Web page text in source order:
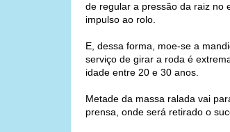
de regular a pressão da raiz no
impulso ao rolo.
E, dessa forma, moe-se a
serviço de girar a roda é
idade entre 20 e 30 anos.
Metade da massa ralada vai
prensa, onde será retirado o